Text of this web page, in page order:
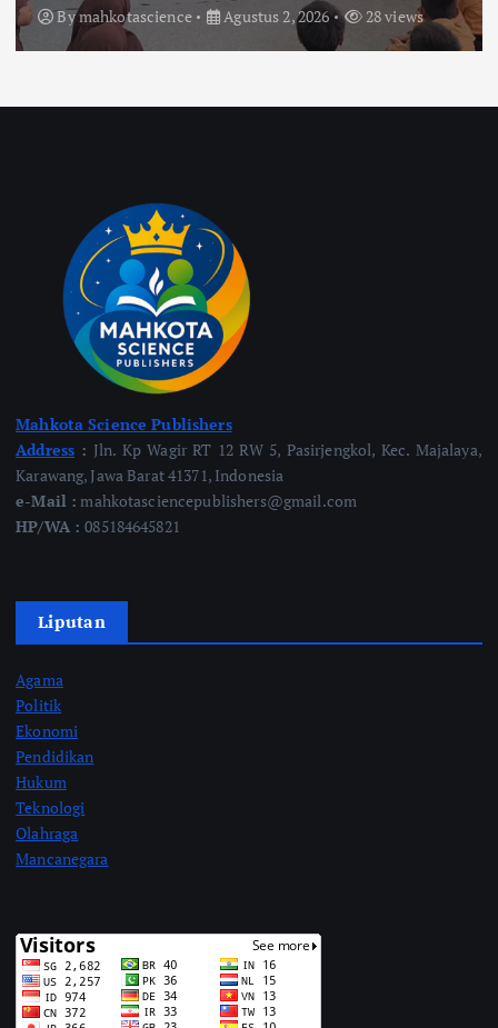
Bymahkotascience Agustus 2, 2026 28 views
Mahkota Science Publishers
Address : Jln. Kp Wagir RT 12 RW 5, Pasirjengkol, Kec. Majalaya,
Karawang, Jawa Barat 41371, Indonesia
e-Mail : mahkotasciencepublishers@gmail.com
HP/WA :085184645821
Liputan
Agama
Politik
Ekonomi
Pendidikan
Hukum
Teknologi
Olahraga
Mancanegara